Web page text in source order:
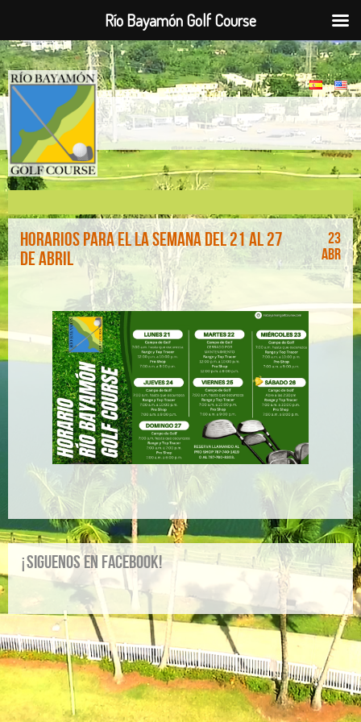
Horarios para el la semana del 21 al 27
de abril
23
Abr
¡Siguenos en Facebook!
Río Bayamón Golf Course